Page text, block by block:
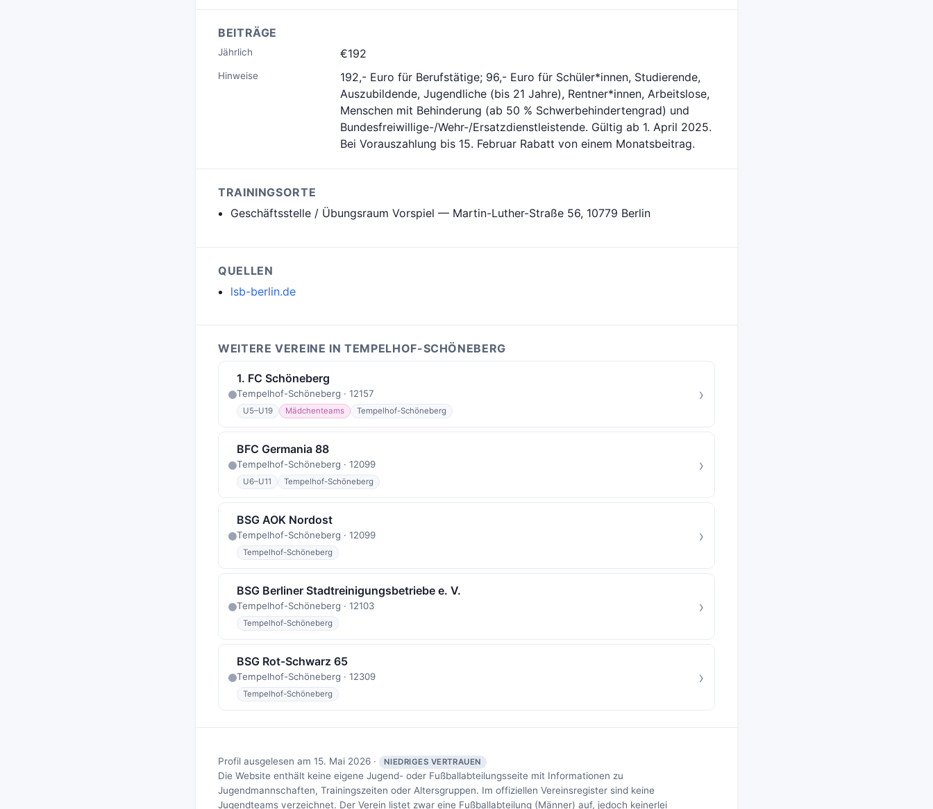
BEITRÄGE
Jährlich €192
Hinweise
192,- Euro für Berufstätige; 96,- Euro für Schüler*innen, Studierende,
Auszubildende, Jugendliche (bis 21 Jahre), Rentner*innen, Arbeitslose,
Menschen mit Behinderung (ab 50 % Schwerbehindertengrad) und
Bundesfreiwillige-/Wehr-/Ersatzdienstleistende. Gültig ab 1. April 2025.
Bei Vorauszahlung bis 15. Februar Rabatt von einem Monatsbeitrag.
TRAININGSORTE
Geschäftsstelle / Übungsraum Vorspiel — Martin-Luther-Straße 56, 10779 Berlin
QUELLEN
lsb-berlin.de
WEITERE VEREINE IN TEMPELHOF-SCHÖNEBERG
1. FC Schöneberg
Tempelhof-Schöneberg · 12157
U5–U19 Mädchenteams Tempelhof-Schöneberg
›
BFC Germania 88
Tempelhof-Schöneberg · 12099
U6–U11 Tempelhof-Schöneberg
›
BSG AOK Nordost
Tempelhof-Schöneberg · 12099
Tempelhof-Schöneberg
›
BSG Berliner Stadtreinigungsbetriebe e. V.
Tempelhof-Schöneberg · 12103
Tempelhof-Schöneberg
›
BSG Rot-Schwarz 65
Tempelhof-Schöneberg · 12309
Tempelhof-Schöneberg
›
Profil ausgelesen am 15. Mai 2026 · NIEDRIGES VERTRAUEN
Die Website enthält keine eigene Jugend- oder Fußballabteilungsseite mit Informationen zu
Jugendmannschaften, Trainingszeiten oder Altersgruppen. Im offiziellen Vereinsregister sind keine
Jugendteams verzeichnet. Der Verein listet zwar eine Fußballabteilung (Männer) auf, jedoch keinerlei